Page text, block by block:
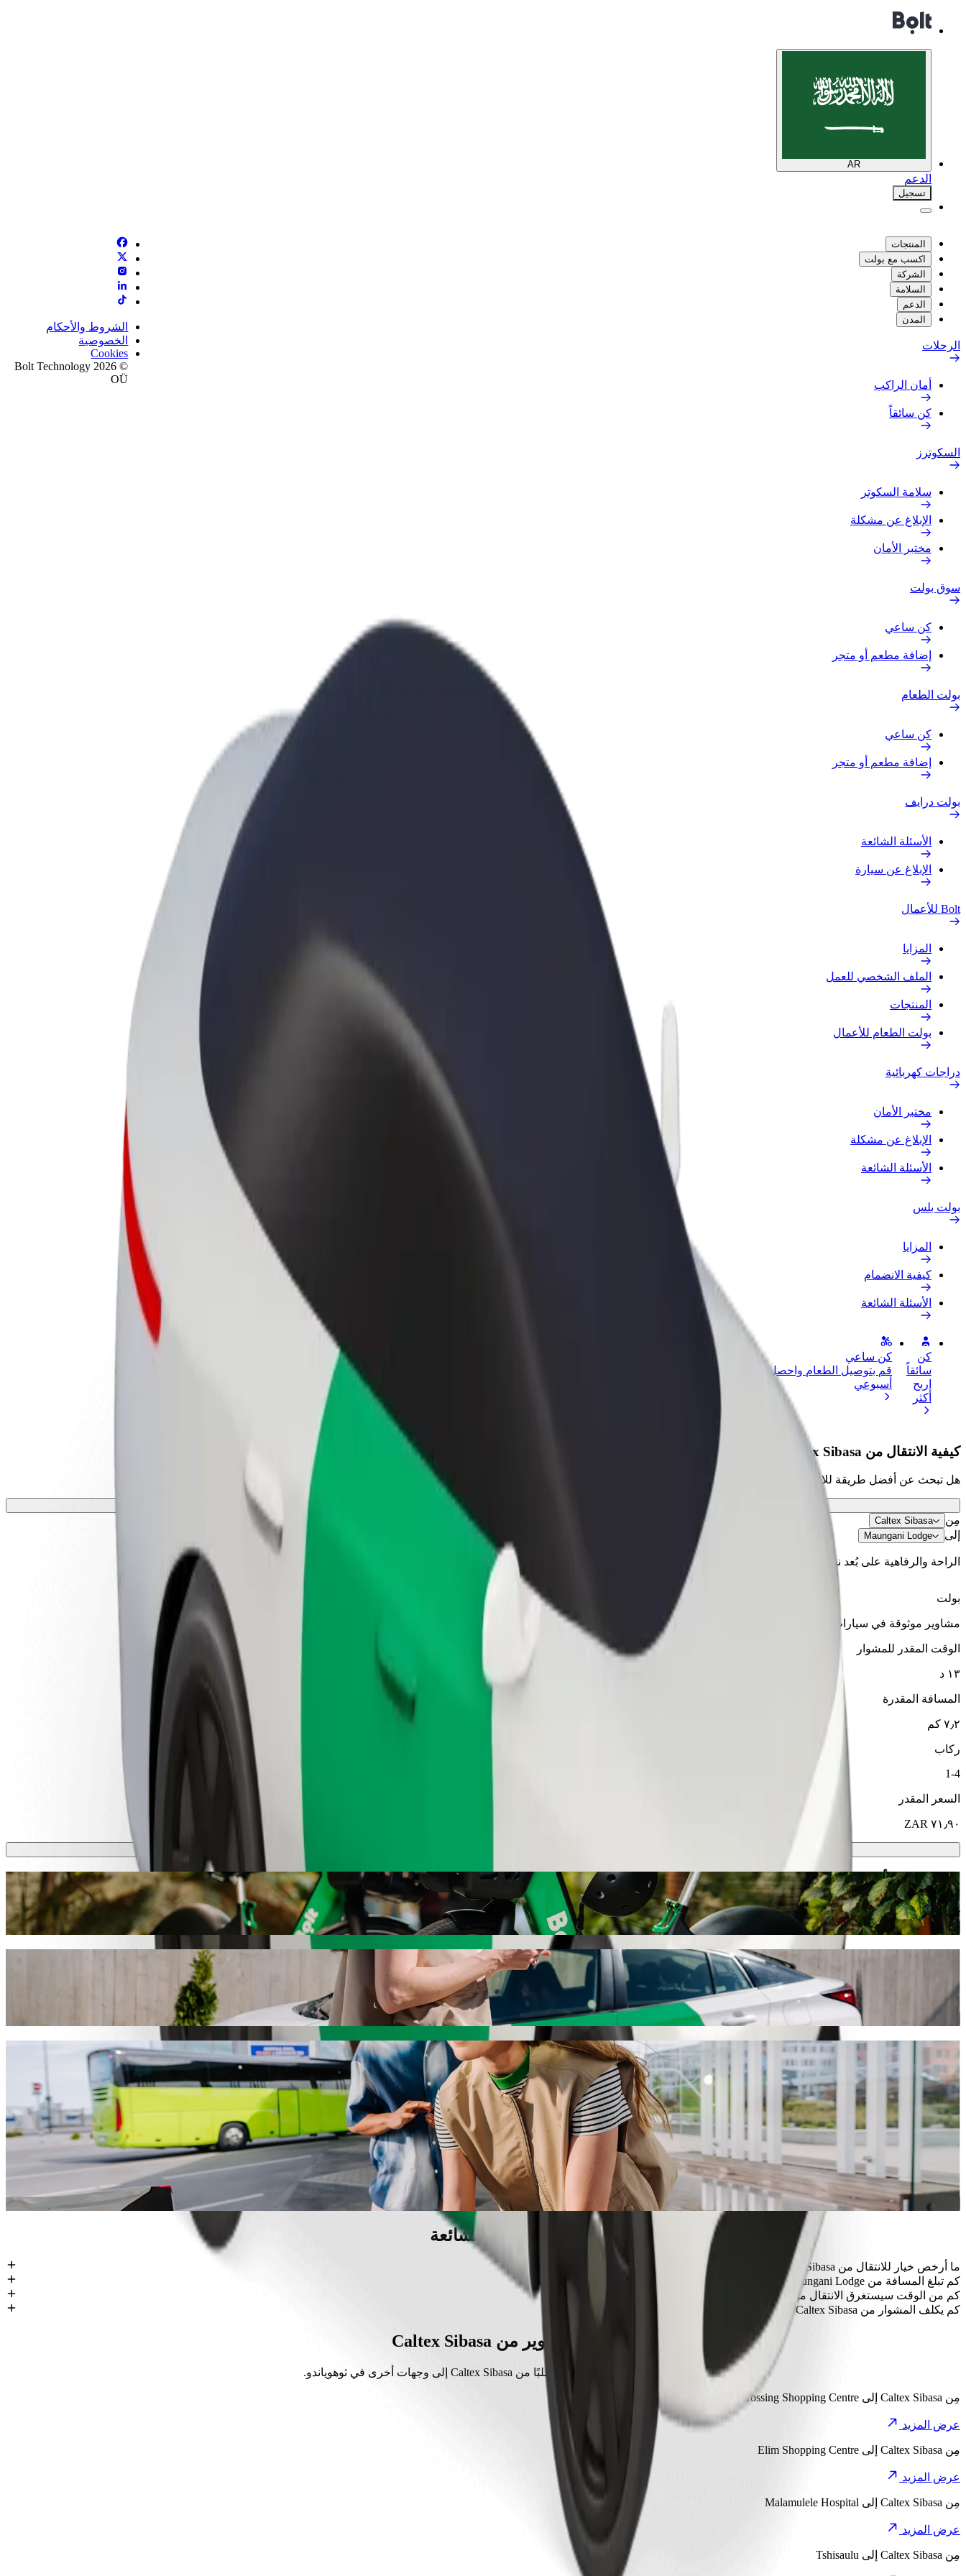
AR
الدعم
تسجيل
المنتجات
اكسب مع بولت
الشركة
السلامة
الدعم
المدن
الرحلات
أمان الراكب
كن سائقاً
السكوترز
سلامة السكوتر
الإبلاغ عن مشكلة
مختبر الأمان
سوق بولت
كن ساعي
إضافة مطعم أو متجر
بولت الطعام
كن ساعي
إضافة مطعم أو متجر
بولت درايف
الأسئلة الشائعة
الإبلاغ عن سيارة
Bolt للأعمال
المزايا
الملف الشخصي للعمل
المنتجات
بولت الطعام للأعمال
دراجات كهربائية
مختبر الأمان
الإبلاغ عن مشكلة
الأسئلة الشائعة
بولت بلس
المزايا
كيفية الانضمام
الأسئلة الشائعة
كن
سائقاً
اربح
أكثر
كن ساعي
قم بتوصيل الطعام واحصل على أجر
أسبوعي
أضف أسطولك إلى بولت وقم بزيادة
منتجات وخدمات بولت تم تطويرها
لعملك
الشروط والأحكام
الخصوصية
Cookies
© 2026 Bolt Technology
OÜ
كيفية الانتقال من Caltex Sibasa إلى Maungani Lodge
هل تبحث عن أفضل طريقة للانتقال من Caltex Sibasa إلى Maungani Lodge؟ اطّلع على خدماتنا واختر الأنسب لمشوارك.
احصل على التطبيق
مِن Caltex Sibasa
إلى Maungani Lodge
الراحة والرفاهية على بُعد نقرات فقط!
بولت
مشاوير موثوقة في سيارات متوسطة الحجم ويومية.
الوقت المقدر للمشوار
١٣ د
المسافة المقدرة
٧٫٢ كم
ركاب
1-4
السعر المقدر
سكوترات أو دراجات كهربائية
تنقّل في ثوهوياندو باستخدام سكوتر أو دراجة كهربائية
حمّل تطبيق Bolt
سنوفر لك السيارة الأنسب.
حمّل تطبيق Bolt
خدمات Bolt للانتقال من Caltex Sibasa إلى Maungani Lodge
هل لديك الكثير من الأمتعة؟ احجز مركبة من فئة Bolt XL تتسع لما يصل إلى 6 أشخاص.
هل تريد الوصول بإطلالة مميزة؟ جرّب سيارات Bolt الفاخرة.
هل يرافقك أطفال في مشوارك؟ اطلب مشوارًا مناسبًا للأطفال في سيارة مزوّدة بمقعد معزّز.
هل ستصحب حيوانًا أليفًا في مشوارك؟ جرّب المشاوير المناسبة للحيوانات الأليفة.
هل تحتاج إلى مساعدة إضافية؟ تتوفر لدينا مركبات مجهّزة لاستخدام الكراسي المتحركة ضمن فئة المساعدة.
هل تبحث عن مشاوير بأسعار معقولة؟ استمتع بسيارات صغيرة بسعر أقل مع خدمة Bolt الأساسية.
حمّل تطبيق Bolt
الأسئلة الشائعة
ما أرخص خيار للانتقال من Caltex Sibasa إلى Maungani Lodge؟
الخيار الأقل تكلفة للانتقال من Caltex Sibasa إلى Maungani Lodge هو Go Sedan، إذ سيكلفك حوالي ‏٥٦٫١٠ ZAR ZAR.
كم تبلغ المسافة من Maungani Lodge إلى Caltex Sibasa؟
تبلغ المسافة من Caltex Sibasa إلى Maungani Lodge حوالي ٧٫٢ كم.
كم من الوقت سيستغرق الانتقال من Caltex Sibasa إلى Maungani Lodge؟
يستغرق الانتقال من Caltex Sibasa إلى Maungani Lodge مع Go Sedan حوالي ١٣ د.
كم يكلف المشوار من Caltex Sibasa إلى Maungani Lodge؟
مشاوير من Caltex Sibasa
اكتشف المشاوير الأكثر طلبًا من Caltex Sibasa إلى وجهات أخرى في ثوهوياندو.
مِن Caltex Sibasa إلى Makhado Crossing Shopping Centre
عرض المزيد
مِن Caltex Sibasa إلى Elim Shopping Centre
عرض المزيد
مِن Caltex Sibasa إلى Malamulele Hospital
عرض المزيد
مِن Caltex Sibasa إلى Tshisaulu